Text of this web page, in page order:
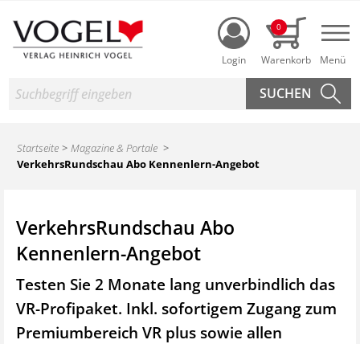
Login
0
Suche
Startseite
Magazine & Portale
VerkehrsRundschau Abo Kennenlern-Angebot
VerkehrsRundschau Abo
Kennenlern-Angebot
Testen Sie 2 Monate lang unverbindlich das
VR-Profipaket. Inkl. sofortigem Zugang zum
Premiumbereich VR plus sowie allen